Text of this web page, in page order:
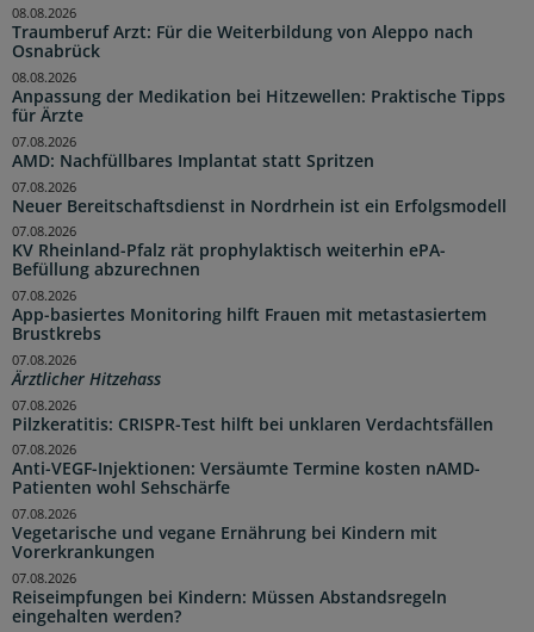
Traumberuf Arzt: Für die Weiterbildung von Aleppo nach
Osnabrück
08.08.2026
Anpassung der Medikation bei Hitzewellen: Praktische Tipps
für Ärzte
08.08.2026
AMD: Nachfüllbares Implantat statt Spritzen
07.08.2026
Neuer Bereitschaftsdienst in Nordrhein ist ein Erfolgsmodell
07.08.2026
KV Rheinland-Pfalz rät prophylaktisch weiterhin ePA-
Befüllung abzurechnen
07.08.2026
App-basiertes Monitoring hilft Frauen mit metastasiertem
Brustkrebs
07.08.2026
Ärztlicher Hitzehass
07.08.2026
Pilzkeratitis: CRISPR-Test hilft bei unklaren Verdachtsfällen
07.08.2026
Anti-VEGF-Injektionen: Versäumte Termine kosten nAMD-
Patienten wohl Sehschärfe
07.08.2026
Vegetarische und vegane Ernährung bei Kindern mit
Vorerkrankungen
07.08.2026
Reiseimpfungen bei Kindern: Müssen Abstandsregeln
eingehalten werden?
07.08.2026